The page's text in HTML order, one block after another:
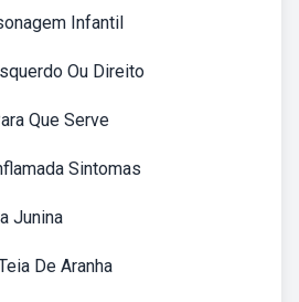
Infantil
Ou Direito
Que Serve
Sintomas
Junina
De Aranha